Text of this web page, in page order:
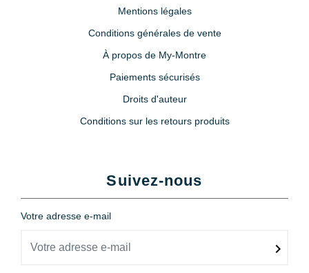
Mentions légales
Conditions générales de vente
À propos de My-Montre
Paiements sécurisés
Droits d'auteur
Conditions sur les retours produits
Suivez-nous
Votre adresse e-mail